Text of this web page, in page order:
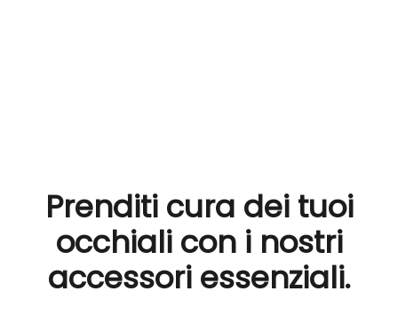
Prenditi cura dei tuoi
occhiali con i nostri
accessori essenziali.